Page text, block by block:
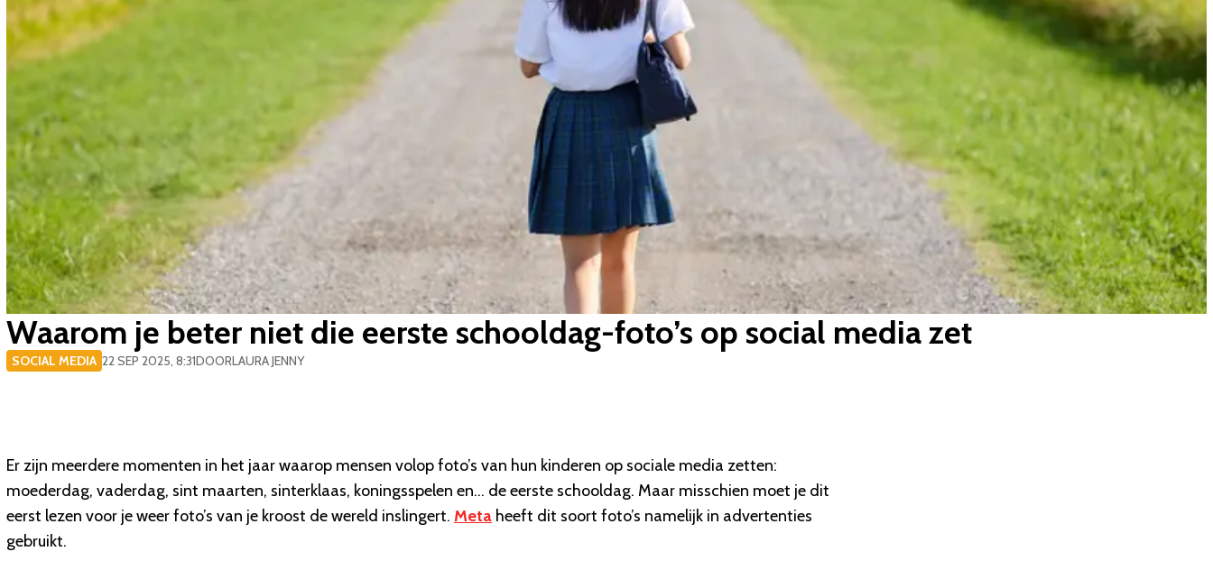
Waarom je beter niet die eerste schooldag-foto’s op social media zet
SOCIAL MEDIA 22 SEP 2025, 8:31DOORLAURA JENNY
Er zijn meerdere momenten in het jaar waarop mensen volop foto’s van hun kinderen op sociale media zetten:
moederdag, vaderdag, sint maarten, sinterklaas, koningsspelen en… de eerste schooldag. Maar misschien moet je dit
eerst lezen voor je weer foto’s van je kroost de wereld inslingert. Meta heeft dit soort foto’s namelijk in advertenties
gebruikt.